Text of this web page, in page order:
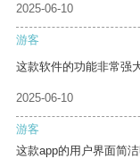
2025-06-10
游客
这款软件的功能非常强
2025-06-10
游客
这款app的用户界面简